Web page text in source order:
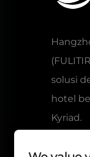
solusi
hotel
Kyriad.